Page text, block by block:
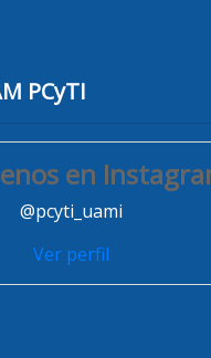
PCyTI
en
@pcyti_uami
Ver perfil